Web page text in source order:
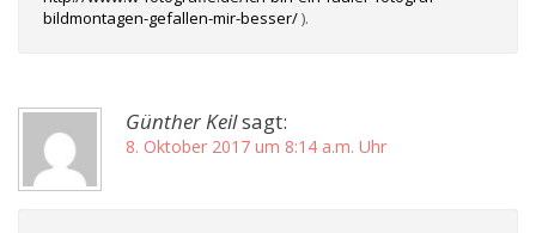
bildmontagen-gefallen-mir-besser/).
Günther Keilsagt:
8. Oktober 2017 um 8:14 a.m. Uhr